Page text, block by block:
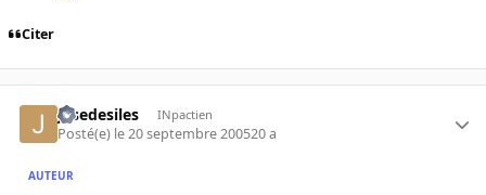
Citer
josedesiles INpactien
Posté(e) le 20 septembre 200520 a
AUTEUR